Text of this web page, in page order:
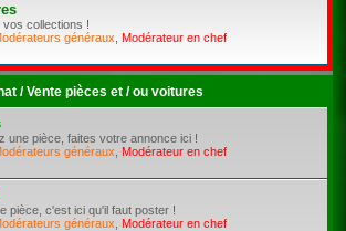
collections !
généraux
Modérateur en chef
/ Vente pièces et / ou voitures
une pièce, faites votre annonce ici !
généraux
Modérateur en chef
pièce, c'est ici qu'il faut poster !
généraux
Modérateur en chef